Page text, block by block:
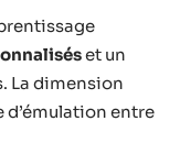
et un
La dimension
entre